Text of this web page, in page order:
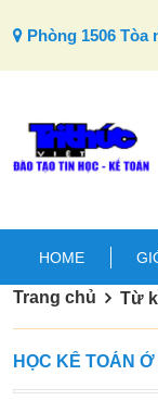
Phòng 1506 Tòa
HOME
Trang chủ Từ
HỌC KẾ TOÁN